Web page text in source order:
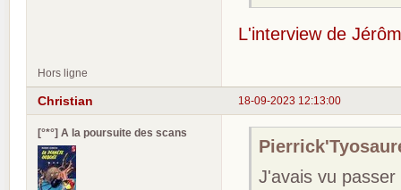
L'interview de
Hors ligne
18-09-2023 12:13:00
Christian
[°*°] A la poursuite des scans
J'avais vu